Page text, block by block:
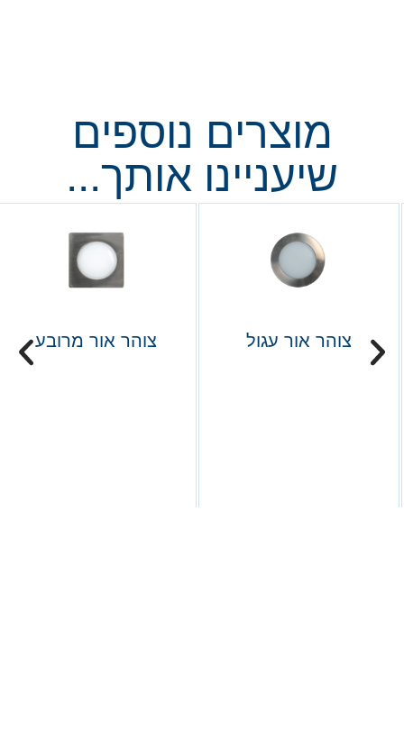
מוצרים נוספים
שיעניינו אותך...
צוהר אור עגול צוהר אור מרובע